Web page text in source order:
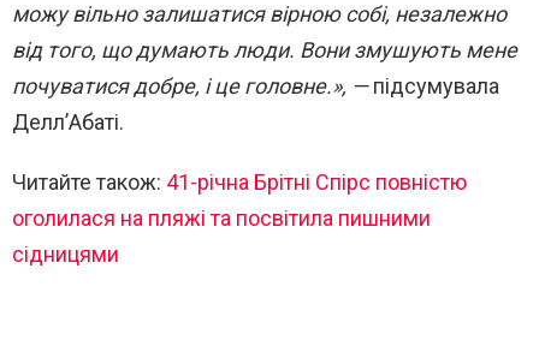
можу вільно залишатися вірною собі, незалежно
від того, що думають люди. Вони змушують мене
почуватися добре, і це головне.», —підсумувала
Делл’Абаті.
Читайте також: 41-річна Брітні Спірс повністю
оголилася на пляжі та посвітила пишними
сідницями